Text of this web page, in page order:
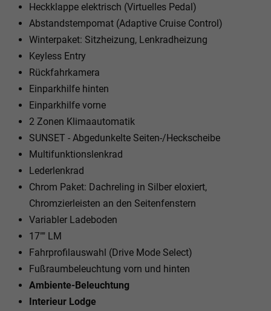
Heckklappe elektrisch (Virtuelles Pedal)
Abstandstempomat (Adaptive Cruise Control)
Winterpaket: Sitzheizung, Lenkradheizung
Keyless Entry
Rückfahrkamera
Einparkhilfe hinten
Einparkhilfe vorne
2 Zonen Klimaautomatik
SUNSET - Abgedunkelte Seiten-/Heckscheibe
Multifunktionslenkrad
Lederlenkrad
Chrom Paket: Dachreling in Silber eloxiert,
Chromzierleisten an den Seitenfenstern
Variabler Ladeboden
17"" LM
Fahrprofilauswahl (Drive Mode Select)
Fußraumbeleuchtung vorn und hinten
Ambiente-Beleuchtung
Interieur Lodge